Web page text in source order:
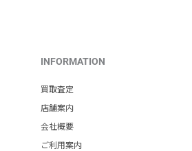
INFORMATION
買取査定
店舗案内
会社概要
ご利用案内